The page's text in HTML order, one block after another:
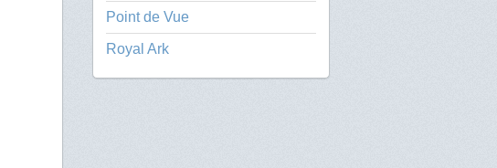
Point de Vue
Royal Ark